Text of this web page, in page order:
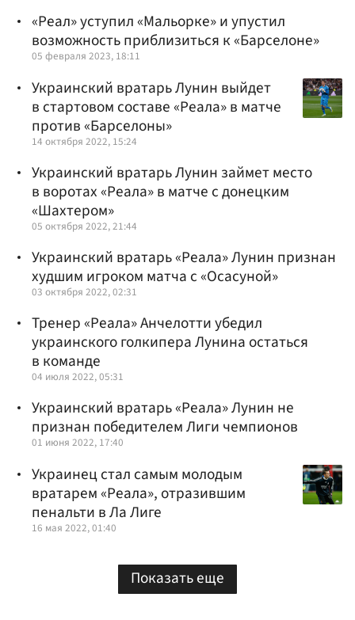
«Реал» уступил «Мальорке» и упустил
возможность приблизиться к «Барселоне»
05 февраля 2023, 18:11
Украинский вратарь Лунин выйдет
в стартовом составе «Реала» в матче
против «Барселоны»
14 октября 2022, 15:24
Украинский вратарь Лунин займет место
в воротах «Реала» в матче с донецким
«Шахтером»
05 октября 2022, 21:44
Украинский вратарь «Реала» Лунин признан
худшим игроком матча с «Осасуной»
03 октября 2022, 02:31
Тренер «Реала» Анчелотти убедил
украинского голкипера Лунина остаться
в команде
04 июля 2022, 05:31
Украинский вратарь «Реала» Лунин не
признан победителем Лиги чемпионов
01 июня 2022, 17:40
Украинец стал самым молодым
вратарем «Реала», отразившим
пенальти в Ла Лиге
16 мая 2022, 01:40
Показать еще